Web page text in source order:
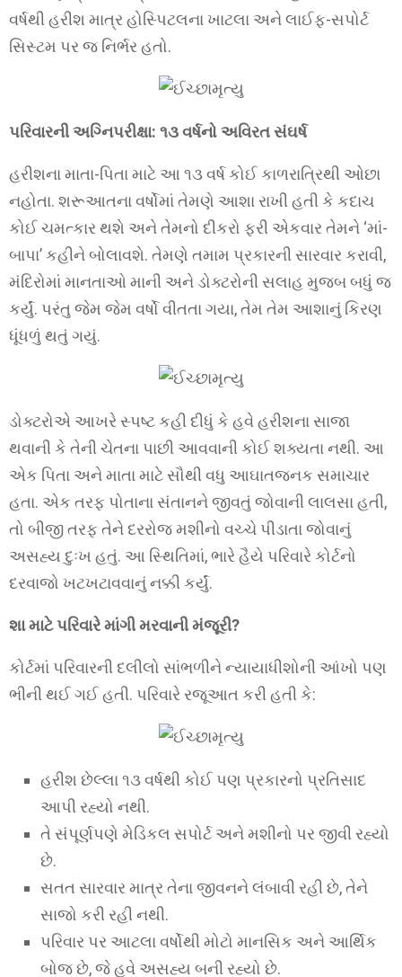
વર્ષથી હરીશ માત્ર હોસ્પિટલના ખાટલા અને લાઈફ-સપોર્ટ
સિસ્ટમ પર જ નિર્ભર હતો.
પરિવારની અગ્નિપરીક્ષા: ૧૩ વર્ષનો અવિરત સંઘર્ષ
હરીશના માતા-પિતા માટે આ ૧૩ વર્ષ કોઈ કાળરાત્રિથી ઓછા
નહોતા. શરૂઆતના વર્ષોમાં તેમણે આશા રાખી હતી કે કદાચ
કોઈ ચમત્કાર થશે અને તેમનો દીકરો ફરી એકવાર તેમને ‘માં-
બાપા’ કહીને બોલાવશે. તેમણે તમામ પ્રકારની સારવાર કરાવી,
મંદિરોમાં માનતાઓ માની અને ડોક્ટરોની સલાહ મુજબ બધું જ
કર્યું. પરંતુ જેમ જેમ વર્ષો વીતતા ગયા, તેમ તેમ આશાનું કિરણ
ધૂંધળું થતું ગયું.
ડોક્ટરોએ આખરે સ્પષ્ટ કહી દીધું કે હવે હરીશના સાજા
થવાની કે તેની ચેતના પાછી આવવાની કોઈ શક્યતા નથી. આ
એક પિતા અને માતા માટે સૌથી વધુ આઘાતજનક સમાચાર
હતા. એક તરફ પોતાના સંતાનને જીવતું જોવાની લાલસા હતી,
તો બીજી તરફ તેને દરરોજ મશીનો વચ્ચે પીડાતા જોવાનું
અસહ્ય દુઃખ હતું. આ સ્થિતિમાં, ભારે હૈયે પરિવારે કોર્ટનો
દરવાજો ખટખટાવવાનું નક્કી કર્યું.
શા માટે પરિવારે માંગી મરવાની મંજૂરી?
કોર્ટમાં પરિવારની દલીલો સાંભળીને ન્યાયાધીશોની આંખો પણ
ભીની થઈ ગઈ હતી. પરિવારે રજૂઆત કરી હતી કે:
હરીશ છેલ્લા ૧૩ વર્ષથી કોઈ પણ પ્રકારનો પ્રતિસાદ
આપી રહ્યો નથી.
તે સંપૂર્ણપણે મેડિકલ સપોર્ટ અને મશીનો પર જીવી રહ્યો
છે.
સતત સારવાર માત્ર તેના જીવનને લંબાવી રહી છે, તેને
સાજો કરી રહી નથી.
પરિવાર પર આટલા વર્ષોથી મોટો માનસિક અને આર્થિક
બોજ છે, જે હવે અસહ્ય બની રહ્યો છે.